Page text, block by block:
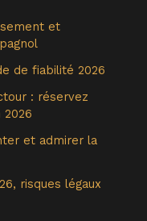
et
de fiabilité 2026
: réservez
2026
et admirer la
risques légaux